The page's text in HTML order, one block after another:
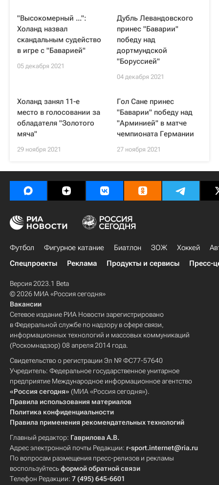
"Высокомерный ...":
Холанд назвал
скандальным судейство
в игре с "Баварией"
05 декабря 2021
Дубль Левандовского
принес "Баварии"
победу над
дортмундской
"Боруссией"
04 декабря 2021
Холанд занял 11-е
место в голосовании за
обладателя "Золотого
мяча"
29 ноября 2021
Гол Сане принес
"Баварии" победу над
"Арминией" в матче
чемпионата Германии
27 ноября 2021
Футбол Фигурное катание Биатлон ЗОЖ Хоккей
Спецпроекты
Реклама Продукты и сервисы Пресс-
Версия 2023.1 Beta
© 2026 МИА «Россия сегодня»
Вакансии
Сетевое издание РИА Новости зарегистрировано
в Федеральной службе по надзору в сфере связи,
информационных технологий и массовых коммуникаций
(Роскомнадзор) 08 апреля 2014 года.
Свидетельство о регистрации Эл № ФС77-57640
Учредитель: Федеральное государственное унитарное
предприятие Международное информационное агентство
«Россия сегодня» (МИА «Россия сегодня»).
Правила использования материалов
Политика конфиденциальности
Правила применения рекомендательных технологий
Главный редактор: Гаврилова А.В.
Адрес электронной почты Редакции: r-sport.internet@ria.ru
По вопросам размещения пресс-релизов и рекламы
воспользуйтесьформой обратной связи
Телефон Редакции: 7 (495) 645-6601